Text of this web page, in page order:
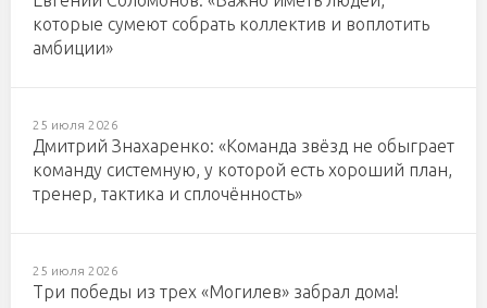
которые сумеют собрать коллектив и воплотить
амбиции»
25 июля 2026
Дмитрий Знахаренко: «Команда звёзд не обыграет
команду системную, у которой есть хороший план,
тренер, тактика и сплочённость»
25 июля 2026
Три победы из трех «Могилев» забрал дома!